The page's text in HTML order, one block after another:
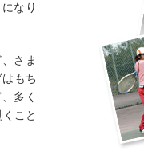
なり
さま
もち
多く
こと